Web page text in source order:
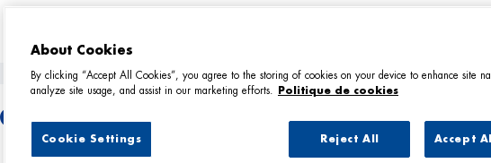
REPLONGES
About Cookies
By clicking “Accept All Cookies”, you agree to the storing of cookies on your device to enhance site
analyze site usage, and assist in our marketing efforts.
Politique de cookies
Reject All Accept
Cookie Settings